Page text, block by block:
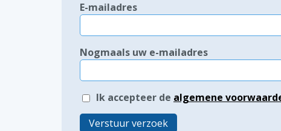
E-mailadres
Nogmaals uw e-mailadres
Ik accepteer de algemene
Verstuur verzoek